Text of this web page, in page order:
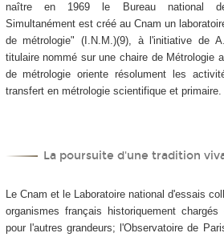
naître en 1969 le Bureau national de
Simultanément est créé au Cnam un
de métrologie" (I.N.M.)(9), à l'initiative de
titulaire nommé sur une chaire de Métrologie
de métrologie oriente résolument les
transfert en métrologie scientifique et primaire.
La poursuite d'une tradition
Le Cnam et le Laboratoire national d'essais
organismes français historiquement
pour l'autres grandeurs; l'Observatoire de